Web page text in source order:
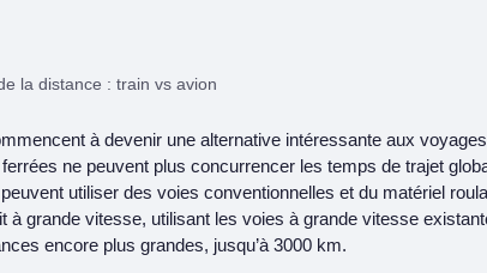
la distance : train vs avion
à devenir une alternative intéressante aux
ne peuvent plus concurrencer les temps de trajet
utiliser des voies conventionnelles et du matériel
à grande vitesse, utilisant les voies à grande vitesse
encore plus grandes, jusqu’à 3000 km.